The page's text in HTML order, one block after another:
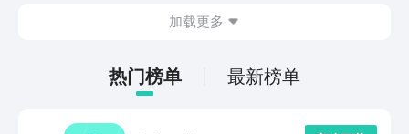
加载更多
热门榜单 最新榜单